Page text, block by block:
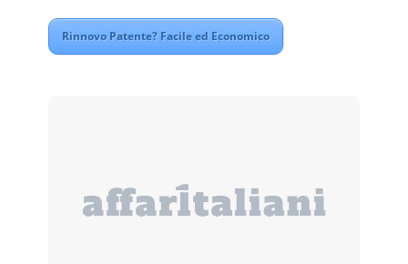
Rinnovo Patente? Facile ed Economico